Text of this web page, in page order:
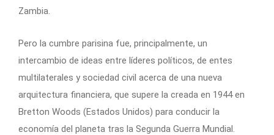
Zambia.
Pero la cumbre parisina fue, principalmente, un
intercambio de ideas entre líderes políticos, de entes
multilaterales y sociedad civil acerca de una nueva
arquitectura financiera, que supere la creada en 1944 en
Bretton Woods (Estados Unidos) para conducir la
economía del planeta tras la Segunda Guerra Mundial.